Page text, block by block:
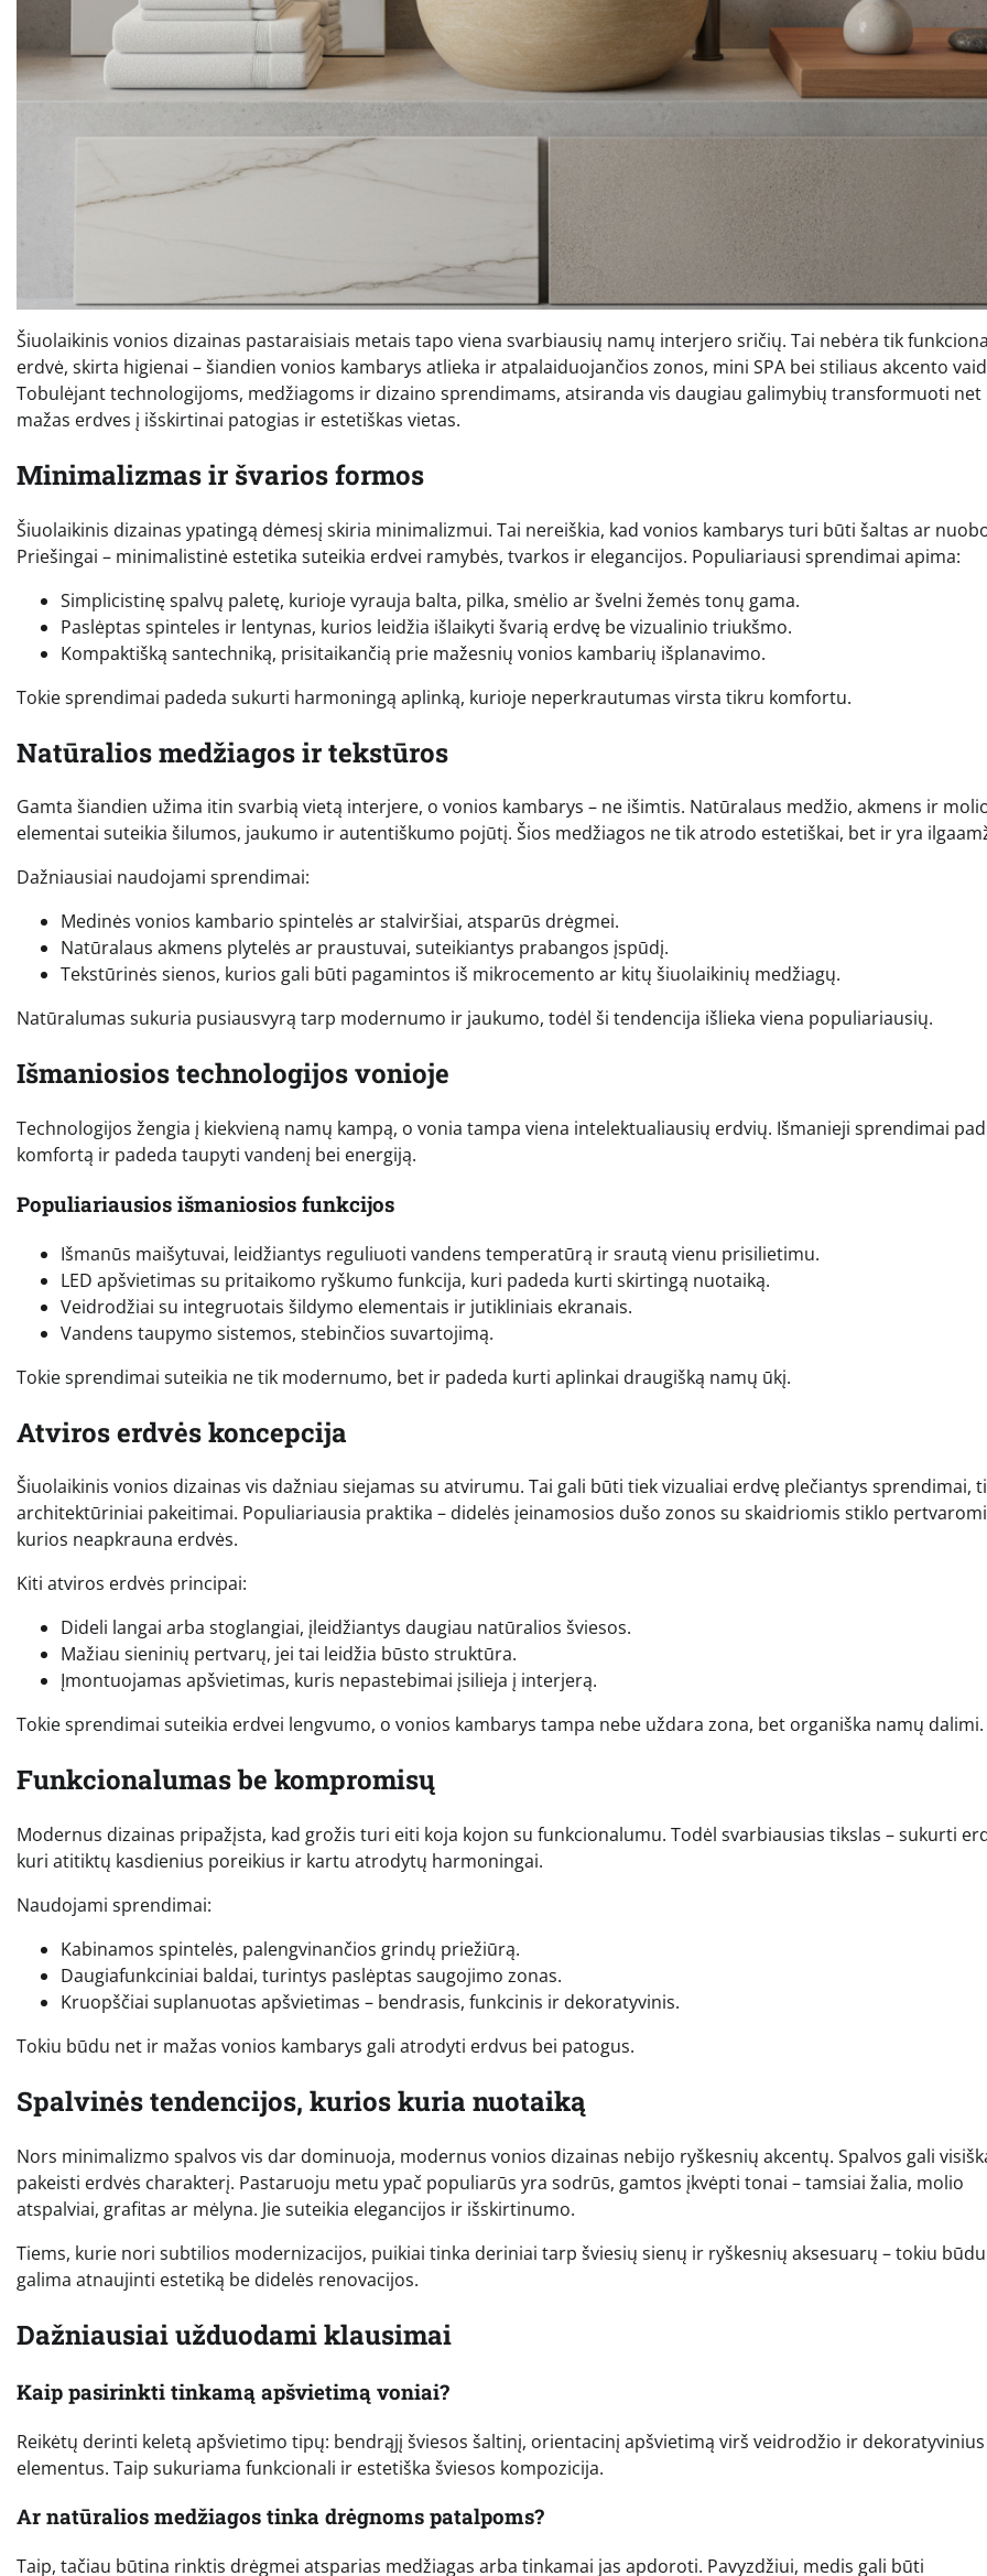
Šiuolaikinis vonios dizainas pastaraisiais metais tapo viena svarbiausių namų interjero sričių. Tai nebėra tik
erdvė, skirta higienai – šiandien vonios kambarys atlieka ir atpalaiduojančios zonos, mini SPA bei stiliaus akcento
Tobulėjant technologijoms, medžiagoms ir dizaino sprendimams, atsiranda vis daugiau galimybių transformuoti net
mažas erdves į išskirtinai patogias ir estetiškas vietas.
Minimalizmas ir švarios formos
Šiuolaikinis dizainas ypatingą dėmesį skiria minimalizmui. Tai nereiškia, kad vonios kambarys turi būti šaltas ar
Priešingai – minimalistinė estetika suteikia erdvei ramybės, tvarkos ir elegancijos. Populiariausi sprendimai apima:
Simplicistinę spalvų paletę, kurioje vyrauja balta, pilka, smėlio ar švelni žemės tonų gama.
Paslėptas spinteles ir lentynas, kurios leidžia išlaikyti švarią erdvę be vizualinio triukšmo.
Kompaktišką santechniką, prisitaikančią prie mažesnių vonios kambarių išplanavimo.
Tokie sprendimai padeda sukurti harmoningą aplinką, kurioje neperkrautumas virsta tikru komfortu.
Natūralios medžiagos ir tekstūros
Gamta šiandien užima itin svarbią vietą interjere, o vonios kambarys – ne išimtis. Natūralaus medžio, akmens ir
elementai suteikia šilumos, jaukumo ir autentiškumo pojūtį. Šios medžiagos ne tik atrodo estetiškai, bet ir yra
Dažniausiai naudojami sprendimai:
Medinės vonios kambario spintelės ar stalviršiai, atsparūs drėgmei.
Natūralaus akmens plytelės ar praustuvai, suteikiantys prabangos įspūdį.
Tekstūrinės sienos, kurios gali būti pagamintos iš mikrocemento ar kitų šiuolaikinių medžiagų.
Natūralumas sukuria pusiausvyrą tarp modernumo ir jaukumo, todėl ši tendencija išlieka viena populiariausių.
Išmaniosios technologijos vonioje
Technologijos žengia į kiekvieną namų kampą, o vonia tampa viena intelektualiausių erdvių. Išmanieji sprendimai
komfortą ir padeda taupyti vandenį bei energiją.
Populiariausios išmaniosios funkcijos
Išmanūs maišytuvai, leidžiantys reguliuoti vandens temperatūrą ir srautą vienu prisilietimu.
LED apšvietimas su pritaikomo ryškumo funkcija, kuri padeda kurti skirtingą nuotaiką.
Veidrodžiai su integruotais šildymo elementais ir jutikliniais ekranais.
Vandens taupymo sistemos, stebinčios suvartojimą.
Tokie sprendimai suteikia ne tik modernumo, bet ir padeda kurti aplinkai draugišką namų ūkį.
Atviros erdvės koncepcija
Šiuolaikinis vonios dizainas vis dažniau siejamas su atvirumu. Tai gali būti tiek vizualiai erdvę plečiantys sprendimai,
architektūriniai pakeitimai. Populiariausia praktika – didelės įeinamosios dušo zonos su skaidriomis stiklo
kurios neapkrauna erdvės.
Kiti atviros erdvės principai:
Dideli langai arba stoglangiai, įleidžiantys daugiau natūralios šviesos.
Mažiau sieninių pertvarų, jei tai leidžia būsto struktūra.
Įmontuojamas apšvietimas, kuris nepastebimai įsilieja į interjerą.
Tokie sprendimai suteikia erdvei lengvumo, o vonios kambarys tampa nebe uždara zona, bet organiška namų dalimi.
Funkcionalumas be kompromisų
Modernus dizainas pripažįsta, kad grožis turi eiti koja kojon su funkcionalumu. Todėl svarbiausias tikslas – sukurti
kuri atitiktų kasdienius poreikius ir kartu atrodytų harmoningai.
Naudojami sprendimai:
Kabinamos spintelės, palengvinančios grindų priežiūrą.
Daugiafunkciniai baldai, turintys paslėptas saugojimo zonas.
Kruopščiai suplanuotas apšvietimas – bendrasis, funkcinis ir dekoratyvinis.
Tokiu būdu net ir mažas vonios kambarys gali atrodyti erdvus bei patogus.
Spalvinės tendencijos, kurios kuria nuotaiką
Nors minimalizmo spalvos vis dar dominuoja, modernus vonios dizainas nebijo ryškesnių akcentų. Spalvos gali
pakeisti erdvės charakterį. Pastaruoju metu ypač populiarūs yra sodrūs, gamtos įkvėpti tonai – tamsiai žalia, molio
atspalviai, grafitas ar mėlyna. Jie suteikia elegancijos ir išskirtinumo.
Tiems, kurie nori subtilios modernizacijos, puikiai tinka deriniai tarp šviesių sienų ir ryškesnių aksesuarų – tokiu būdu
galima atnaujinti estetiką be didelės renovacijos.
Dažniausiai užduodami klausimai
Kaip pasirinkti tinkamą apšvietimą voniai?
Reikėtų derinti keletą apšvietimo tipų: bendrąjį šviesos šaltinį, orientacinį apšvietimą virš veidrodžio ir dekoratyvinius
elementus. Taip sukuriama funkcionali ir estetiška šviesos kompozicija.
Ar natūralios medžiagos tinka drėgnoms patalpoms?
Taip, tačiau būtina rinktis drėgmei atsparias medžiagas arba tinkamai jas apdoroti. Pavyzdžiui, medis gali būti